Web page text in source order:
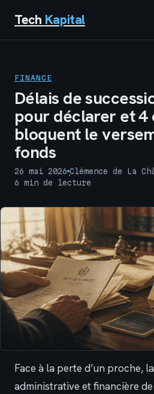
Tech Kapital
BUSINESS
MARKETING
TECH
FINANCE
Délais de
pour déclarer et 4
bloquent le
fonds
26 mai 2026
·
Clémence de La
6 min de lecture
Face à la perte d’un proche,
administrative et financière